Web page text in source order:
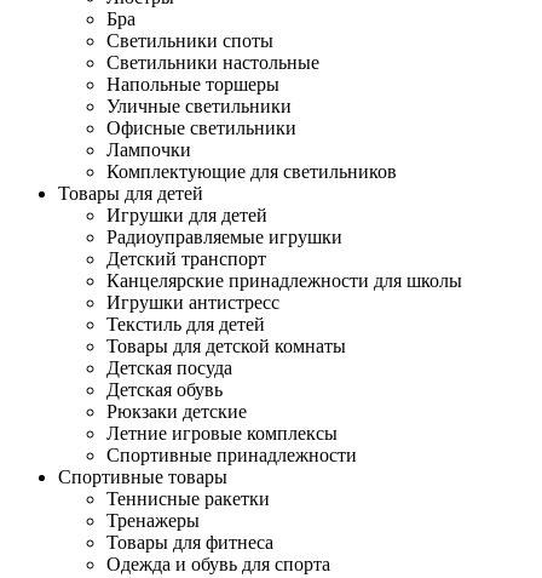
Бра
Светильники споты
Светильники настольные
Напольные торшеры
Уличные светильники
Офисные светильники
Лампочки
Комплектующие для светильников
Товары для детей
Игрушки для детей
Радиоуправляемые игрушки
Детский транспорт
Канцелярские принадлежности для школы
Игрушки антистресс
Текстиль для детей
Товары для детской комнаты
Детская посуда
Детская обувь
Рюкзаки детские
Летние игровые комплексы
Спортивные принадлежности
Спортивные товары
Теннисные ракетки
Тренажеры
Товары для фитнеса
Одежда и обувь для спорта